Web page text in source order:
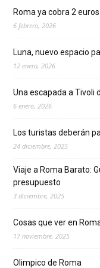
Roma ya cobra 2
6 febrero, 2026
Luna, nuevo espacio
12 enero, 2026
Una escapada a Tivoli
6 enero, 2026
Los turistas deberán
24 diciembre, 2025
Viaje a Roma Barato:
presupuesto
3 diciembre, 2025
Cosas que ver en
17 noviembre, 2025
Olimpico de Roma